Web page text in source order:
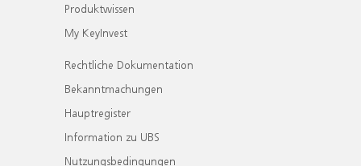
Produktwissen
My KeyInvest
Rechtliche Dokumentation
Bekanntmachungen
Hauptregister
Information zu UBS
Nutzungsbedingungen